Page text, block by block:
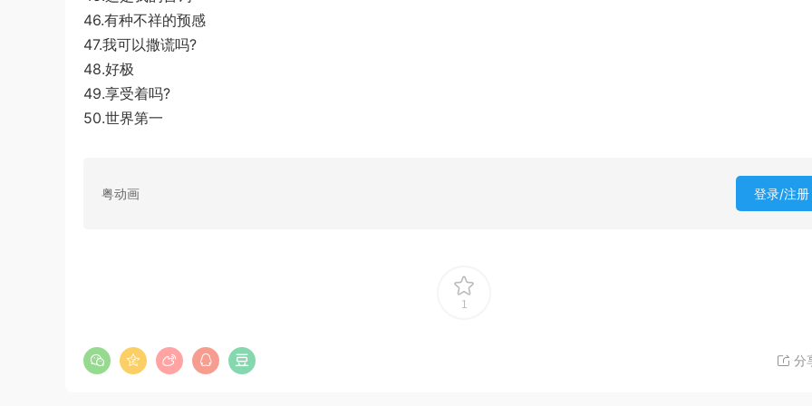
46.有种不祥的预感
47.我可以撒谎吗?
48.好极
49.享受着吗?
50.世界第一
粤动画 登录/注册
1
分